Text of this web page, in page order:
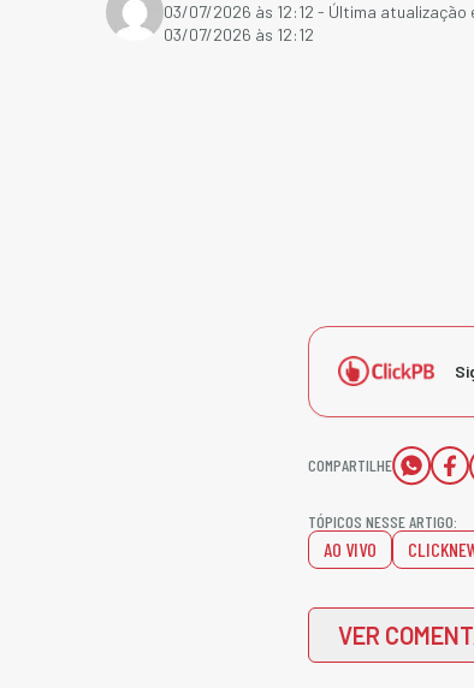
03/07/2026 às 12:12 - Última atualização
03/07/2026 às 12:12
COMPARTILHE
TÓPICOS NESSE ARTIGO:
AO VIVO
VER